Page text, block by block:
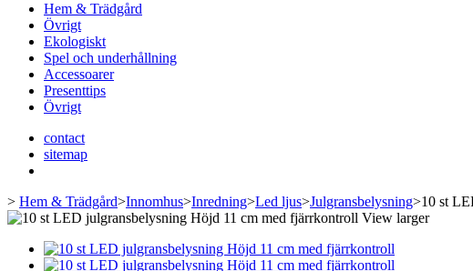
Hem & Trädgård
Övrigt
Ekologiskt
Spel och underhållning
Accessoarer
Presenttips
Övrigt
contact
sitemap
> Hem & Trädgård>Innomhus>Inredning>Led ljus>Julgransbelysning>10 st
View larger